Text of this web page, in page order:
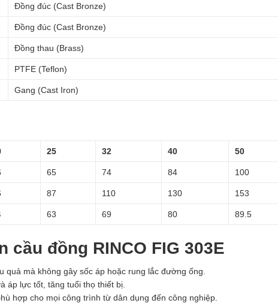
Đồng đúc (Cast Bronze)
Đồng đúc (Cast Bronze)
Đồng thau (Brass)
PTFE (Teflon)
Gang (Cast Iron)
25 32 40 50
65 74 84 100
87 110 130 153
63 69 80 89.5
cầu đồng RINCO FIG 303E
quả mà không gây sốc áp hoặc rung lắc đường ống.
áp lực tốt, tăng tuổi thọ thiết bị.
hợp cho mọi công trình từ dân dụng đến công nghiệp.